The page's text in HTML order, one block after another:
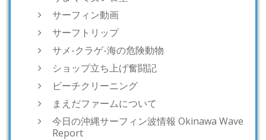
サーフィン動画
サーフトリップ
サメ-クラゲ-海の危険動物
ショップ立ち上げ奮闘記
ビーチクリーニング
まえだファームについて
今日の沖縄サーフィン波情報 Okinawa Wave
Report